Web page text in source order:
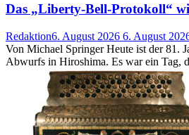
Das „Liberty-Bell-Protokoll“
Redaktion6. August 2026 6. August
Von Michael Springer Heute ist der 81.
Abwurfs in Hiroshima. Es war ein Tag,